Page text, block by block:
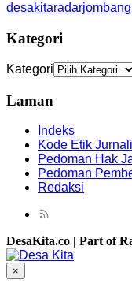
Kategori
Kategori
Laman
Indeks
Kode Etik
Pedoman Hak
Pedoman
Redaksi
DesaKita.co | Part of
×